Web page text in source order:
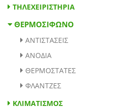
ΤΗΛΕΧΕΙΡΙΣΤΗΡΙΑ
ΑΝΤΙΣΤΑΣΕΙΣ
ΑΝΟΔΙΑ
ΘΕΡΜΟΣΤΑΤΕΣ
ΦΛΑΝΤΖΕΣ
ΚΛΙΜΑΤΙΣΜΟΣ